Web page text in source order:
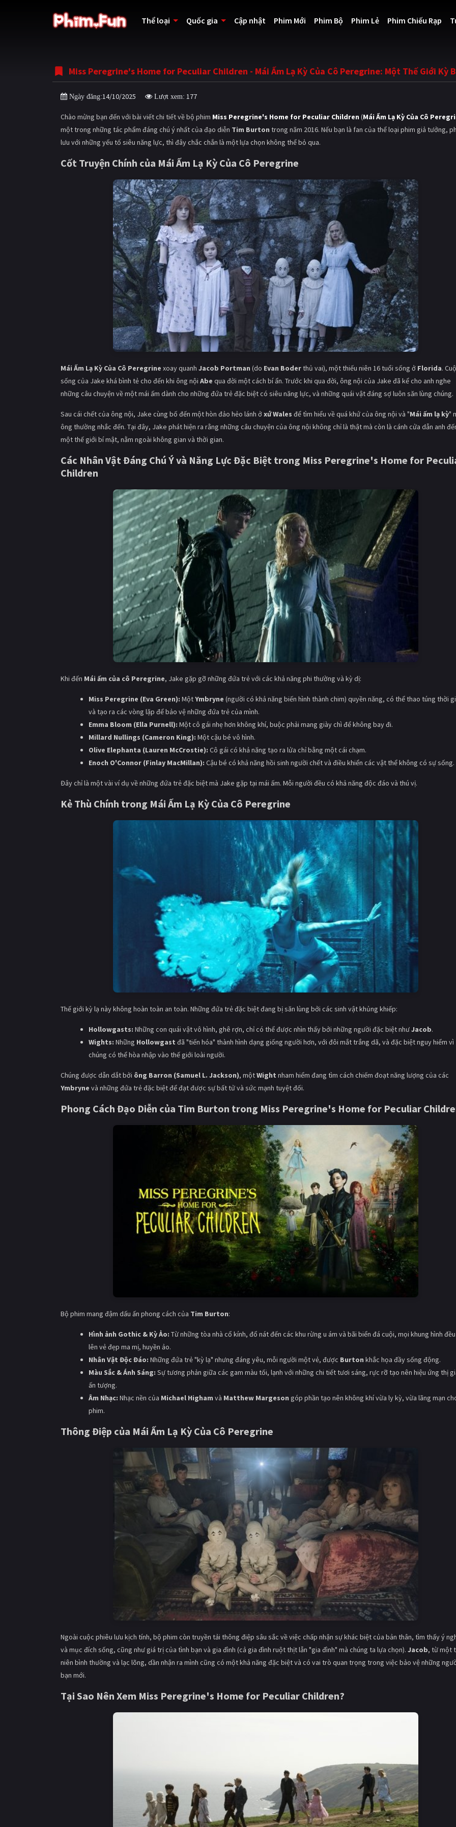
Thể loại Quốc gia Cập nhật Phim Mới Phim Bộ Phim Lẻ Phim Chiếu Rạp
Miss Peregrine's Home for Peculiar Children - Mái Ấm Lạ Kỳ Của Cô Peregrine: Một Thế Giới Kỳ
Ngày đăng:14/10/2025 Lượt xem: 177
Chào mừng bạn đến với bài viết chi tiết về bộ phim Miss Peregrine's Home for Peculiar Children (Mái Ấm Lạ Kỳ Của Cô
một trong những tác phẩm đáng chú ý nhất của đạo diễn Tim Burton trong năm 2016. Nếu bạn là fan của thể loại phim giả tưởng,
lưu với những yếu tố siêu năng lực, thì đây chắc chắn là một lựa chọn không thể bỏ qua.
Cốt Truyện Chính của Mái Ấm Lạ Kỳ Của Cô Peregrine
Mái Ấm Lạ Kỳ Của Cô Peregrine xoay quanh Jacob Portman (do Evan Boderthủ vai), một thiếu niên 16 tuổi sống ở Florida.
sống của Jake khá bình tẻ cho đến khi ông nội Abe qua đời một cách bí ẩn. Trước khi qua đời, ông nội của Jake đã kể cho anh nghe
những câu chuyện về một mái ấm dành cho những đứa trẻ đặc biệt có siêu năng lực, và những quái vật đáng sợ luôn săn lùng chúng.
Sau cái chết của ông nội, Jake cùng bố đến một hòn đảo hẻo lánh ởxứ Wales để tìm hiểu về quá khứ của ông nội và "Mái ấm lạ kỳ"
ông thường nhắc đến. Tại đây, Jake phát hiện ra rằng những câu chuyện của ông nội không chỉ là thật mà còn là cánh cửa dẫn anh
một thế giới bí mật, nằm ngoài không gian và thời gian.
Các Nhân Vật Đáng Chú Ý và Năng Lực Đặc Biệt trong Miss Peregrine's Home for
Children
Khi đến Mái ấm của cô Peregrine, Jake gặp gỡ những đứa trẻ với các khả năng phi thường và kỳ dị:
Miss Peregrine (Eva Green): MộtYmbryne (người có khả năng biến hình thành chim) quyền năng, có thể thao túng thời
và tạo ra các vòng lặp để bảo vệ những đứa trẻ của mình.
Emma Bloom (Ella Purnell): Một cô gái nhẹ hơn không khí, buộc phải mang giày chì để không bay đi.
Millard Nullings (Cameron King): Một cậu bé vô hình.
Olive Elephanta (Lauren McCrostie): Cô gái có khả năng tạo ra lửa chỉ bằng một cái chạm.
Enoch O'Connor (Finlay MacMillan): Cậu bé có khả năng hồi sinh người chết và điều khiển các vật thể không có sự sống.
Đây chỉ là một vài ví dụ về những đứa trẻ đặc biệt mà Jake gặp tại mái ấm. Mỗi người đều có khả năng độc đáo và thú vị.
Kẻ Thù Chính trong Mái Ấm Lạ Kỳ Của Cô Peregrine
Thế giới kỳ lạ này không hoàn toàn an toàn. Những đứa trẻ đặc biệt đang bị săn lùng bởi các sinh vật khủng khiếp:
Hollowgasts: Những con quái vật vô hình, ghê rợn, chỉ có thể được nhìn thấy bởi những người đặc biệt nhưJacob.
Wights: Những Hollowgast đã "tiến hóa" thành hình dạng giống người hơn, với đôi mắt trắng dã, và đặc biệt nguy hiểm vì
chúng có thể hòa nhập vào thế giới loài người.
Chúng được dẫn dắt bởi ông Barron (Samuel L. Jackson), mộtWight nham hiểm đang tìm cách chiếm đoạt năng lượng của các
Ymbryne và những đứa trẻ đặc biệt để đạt được sự bất tử và sức mạnh tuyệt đối.
Phong Cách Đạo Diễn của Tim Burton trong Miss Peregrine's Home for Peculiar
Bộ phim mang đậm dấu ấn phong cách của Tim Burton:
Hình ảnh Gothic & Kỳ Ảo: Từ những tòa nhà cổ kính, đổ nát đến các khu rừng u ám và bãi biển đá cuội, mọi khung hình
lên vẻ đẹp ma mị, huyền ảo.
Nhân Vật Độc Đáo: Những đứa trẻ "kỳ lạ" nhưng đáng yêu, mỗi người một vẻ, được Burton khắc họa đầy sống động.
Màu Sắc & Ánh Sáng: Sự tương phản giữa các gam màu tối, lạnh với những chi tiết tươi sáng, rực rỡ tạo nên hiệu ứng thị
ấn tượng.
Âm Nhạc: Nhạc nền của Michael Higham và Matthew Margeson góp phần tạo nên không khí vừa ly kỳ, vừa lãng mạn
phim.
Thông Điệp của Mái Ấm Lạ Kỳ Của Cô Peregrine
Ngoài cuộc phiêu lưu kịch tính, bộ phim còn truyền tải thông điệp sâu sắc về việc chấp nhận sự khác biệt của bản thân, tìm thấy ý
và mục đích sống, cũng như giá trị của tình bạn và gia đình (cả gia đình ruột thịt lẫn "gia đình" mà chúng ta lựa chọn). Jacob, từ một
niên bình thường và lạc lõng, dần nhận ra mình cũng có một khả năng đặc biệt và có vai trò quan trọng trong việc bảo vệ những
bạn mới.
Tại Sao Nên Xem Miss Peregrine's Home for Peculiar Children?